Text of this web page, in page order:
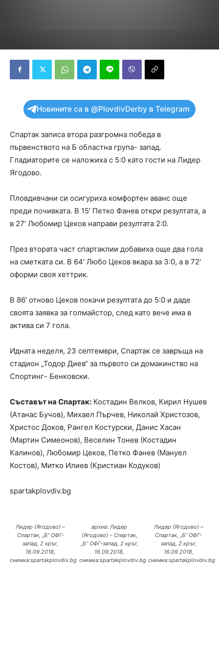
Новините са в @PlovdivDerby в Telegram
Спартак записа втора разгромна победа в
първенството на Б областна група- запад.
Гладиаторите се наложиха с 5:0 като гости на Лидер
Ягодово.
Пловдивчани си осигуриха комфортен аванс още
преди почивката. В 15′ Петко Фанев откри резултата, а
в 27′ Любомир Цеков направи резултата 2:0.
През втората част спартаклии добавиха още два гола
на сметката си. В 64′ Любо Цеков вкара за 3:0, а в 72′
оформи своя хеттрик.
В 86′ отново Цеков покачи резултата до 5:0 и даде
своята заявка за голмайстор, след като вече има в
актива си 7 гола.
Идната неделя, 23 септември, Спартак се завръща на
стадион „Тодор Диев“ за първото си домакинство на
Спортинг- Бенковски.
Съставът на Спартак: Костадин Велков, Кирил Нушев
(Атанас Бучов), Михаел Пърчев, Николай Христозов,
Христос Доков, Рангел Костурски, Данис Хасан
(Мартин Симеонов), Веселин Тонев (Костадин
Калинов), Любомир Цеков, Петко Фанев (Мануел
Костов), Митко Илиев (Кристиан Кодуков)
spartakplovdiv.bg
Лидер (Ягодово) –
Спартак, „Б“ ОФГ-
запад, 2 кръг,
16.09.2018,
снимка:spartakplovdiv.bg
архив: Лидер
(Ягодово) – Спартак,
„Б“ ОФГ-запад, 2 кръг,
16.09.2018,
снимка:spartakplovdiv.bg
Лидер (Ягодово) –
Спартак, „Б“ ОФГ-
запад, 2 кръг,
16.09.2018,
снимка:spartakplovdiv.bg